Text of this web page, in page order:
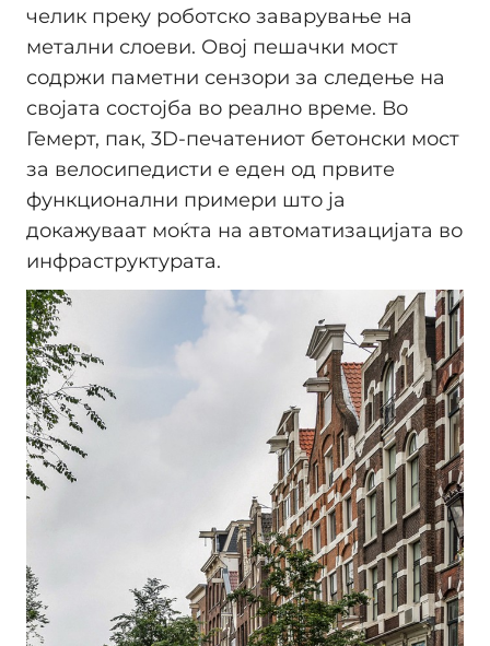
челик преку роботско заварување на
метални слоеви. Овој пешачки мост
содржи паметни сензори за следење на
својата состојба во реално време. Во
Гемерт, пак, 3D-печатениот бетонски мост
за велосипедисти е еден од првите
функционални примери што ја
докажуваат моќта на автоматизацијата во
инфраструктурата.